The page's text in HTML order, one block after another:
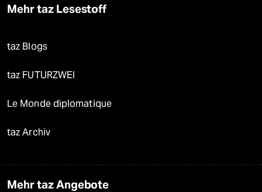
Mehr taz Lesestoff
taz Blogs
taz FUTURZWEI
Le Monde diplomatique
taz Archiv
Mehr taz Angebote